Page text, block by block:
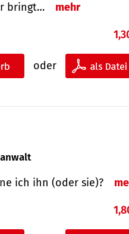
bringt… mehr
oder
ich ihn (oder sie)?